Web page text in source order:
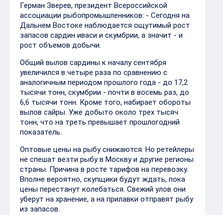
Герман Зверев, президент Всероссийской
ассоциации рыбопромышленников: - Сегодня на
Дальнем Востоке наблюдается ощутимый рост
запасов сардин иваси и скумбрии, а значит - и
рост объемов добычи.
Общий вылов сардины к началу сентября
увеличился в четыре раза по сравнению с
аналогичным периодом прошлого года - до 17,2
тысячи тонн, скумбрии - почти в восемь раз, до
6,6 тысячи тонн. Кроме того, набирает обороты
вылов сайры. Уже добыто около трех тысяч
тонн, что на треть превышает прошлогодний
показатель.
Оптовые цены на рыбу снижаются. Но ретейлеры
не спешат везти рыбу в Москву и другие регионы
страны. Причина в росте тарифов на перевозку.
Вполне вероятно, скупщики будут ждать, пока
цены перестанут колебаться. Свежий улов они
уберут на хранение, а на прилавки отправят рыбу
из запасов.